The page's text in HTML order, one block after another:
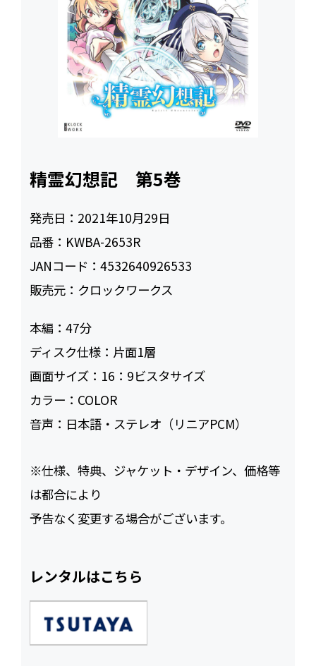
精霊幻想記 第5巻
発売日： 2021年10月29日
品番： KWBA-2653R
JANコード：4532640926533
販売元： クロックワークス
本編：47
ディスク仕様： 片面1層
画面サイズ： 16：9ビスタサイズ
カラー： COLOR
音声： 日本語・ステレオ（リニアPCM）
※仕様、特典、ジャケット・デザイン、価格等
は都合により
予告なく変更する場合がございます。
レンタルはこちら